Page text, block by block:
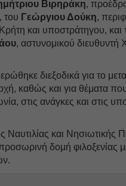
Βιρηράκη,
του Γεώργιου Δούκη,
και υποστράτηγου, και
, αστυνομικού διευθυντή
διεξοδικά για το
καθώς και για θέματα
στις ανάγκες και στις
και Νησιωτικής
δομή φιλοξενίας